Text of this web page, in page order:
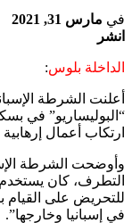
في مارس 31, 2021
انشر
الداخلة بلوس:
أعلنت الشرطة
“البوليساريو” في
ارتكاب أعمال
وأوضحت الشرطة
التطرف، كان
للتحريض على
في إسبانيا وخارجها”.